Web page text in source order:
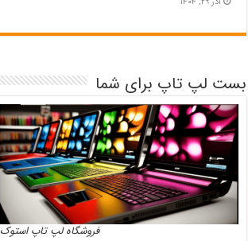
بست لپ تاپ برای شما
فروشگاه لپ تاپ استوک